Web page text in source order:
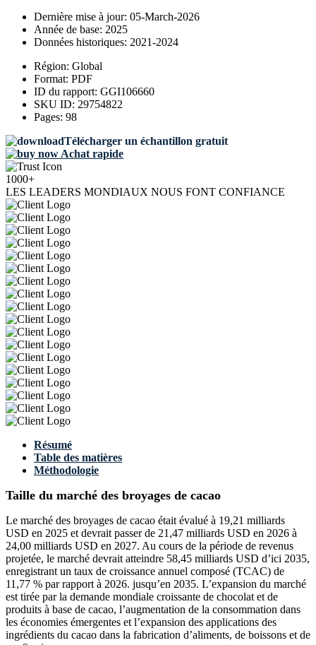
Dernière mise à jour: 05-March-2026
Année de base: 2025
Données historiques: 2021-2024
Région: Global
Format: PDF
ID du rapport: GGI106660
SKU ID: 29754822
Pages: 98
Télécharger un échantillon gratuit
Achat rapide
1000+
LES LEADERS MONDIAUX NOUS FONT CONFIANCE
Résumé
Table des matières
Méthodologie
Taille du marché des broyages de cacao
Le marché des broyages de cacao était évalué à 19,21 milliards
USD en 2025 et devrait passer de 21,47 milliards USD en 2026 à
24,00 milliards USD en 2027. Au cours de la période de revenus
projetée, le marché devrait atteindre 58,45 milliards USD d’ici 2035,
enregistrant un taux de croissance annuel composé (TCAC) de
11,77 % par rapport à 2026. jusqu’en 2035. L’expansion du marché
est tirée par la demande mondiale croissante de chocolat et de
produits à base de cacao, l’augmentation de la consommation dans
les économies émergentes et l’expansion des applications des
ingrédients du cacao dans la fabrication d’aliments, de boissons et de